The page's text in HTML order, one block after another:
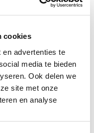
cookies
en advertenties te
media te bieden
Ook delen we
site met onze
en analyse
die de stad Utrecht
worden
stap in de
woongebieden
staan.